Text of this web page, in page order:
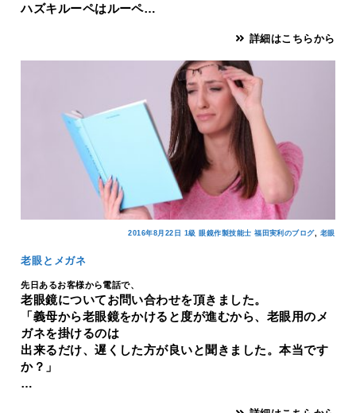
ハズキルーペはルーペ…
詳細はこちらから
2016年8月22日 1級 眼鏡作製技能士 福田実利のブログ, 老眼
老眼とメガネ
先日あるお客様から電話で、
老眼鏡についてお問い合わせを頂きました。
「義母から老眼鏡をかけると度が進むから、老眼用のメ
ガネを掛けるのは
出来るだけ、遅くした方が良いと聞きました。本当です
か？」
…